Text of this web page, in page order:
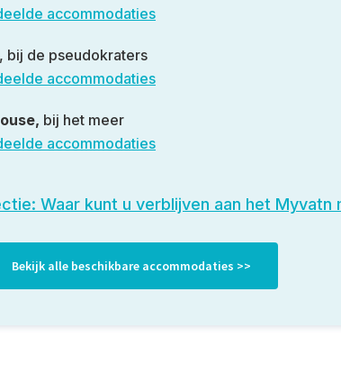
accommodaties
, bij de pseudokraters
accommodaties
bij het meer
accommodaties
Waar kunt u verblijven aan het Myvatn
Bekijk alle beschikbare accommodaties >>